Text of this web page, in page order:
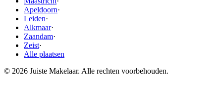
Apeldoorn·
Leiden·
Alkmaar·
Zaandam·
Zeist·
Alle plaatsen
© 2026 Juiste Makelaar. Alle rechten voorbehouden.